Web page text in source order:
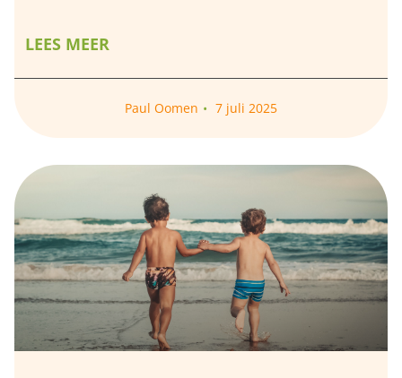
LEES MEER
Paul Oomen 7 juli 2025